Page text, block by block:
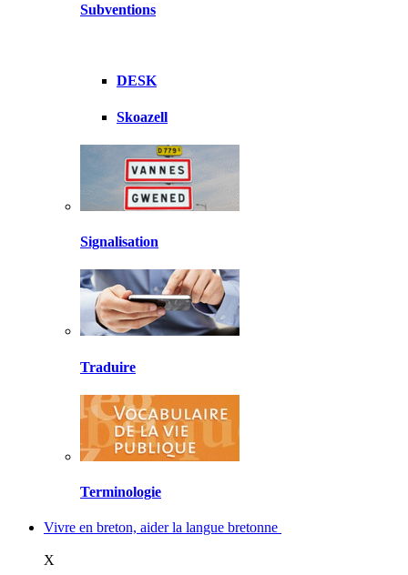
Subventions
DESK
Skoazell
Signalisation
Traduire
Terminologie
Vivre en breton, aider la langue bretonne
X